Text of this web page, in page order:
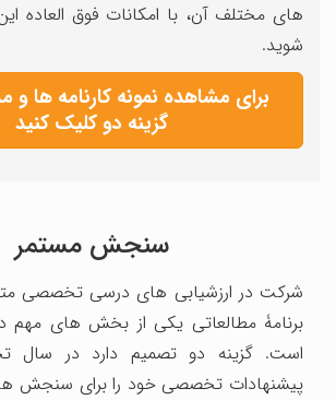
های مختلف آن، با امکانات فوق العاده
شوید.
برای مشاهده نمونه کارنامه ها و
گزینه دو کلیک کنید
سنجش مستمر
شرکت در ارزشیابی ‏های درسی تخصصی
برنامۀ مطالعاتی یکی از بخش‏ های مهم
پیشنهادات تخصصی خود را برای سنجش‏